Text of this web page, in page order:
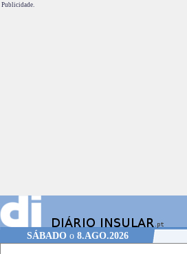
Publicidade.
SÁBADOo 8.AGO.2026